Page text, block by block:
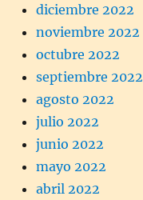
diciembre 2022
noviembre 2022
octubre 2022
septiembre 2022
agosto 2022
julio 2022
junio 2022
mayo 2022
abril 2022